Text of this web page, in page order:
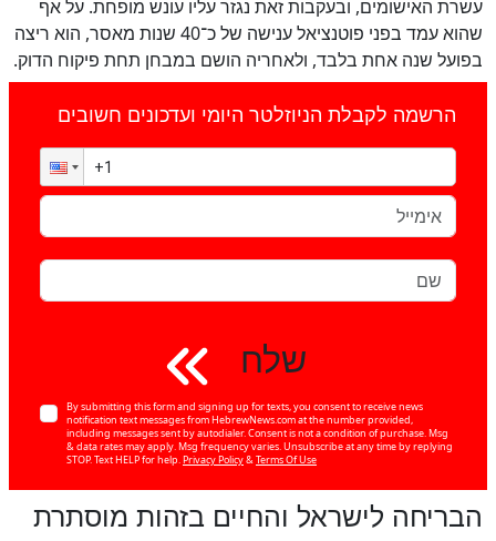
עשרת האישומים, ובעקבות זאת נגזר עליו עונש מופחת. על אף
שהוא עמד בפני פוטנציאל ענישה של כ־40 שנות מאסר, הוא ריצה
בפועל שנה אחת בלבד, ולאחריה הושם במבחן תחת פיקוח הדוק.
הרשמה לקבלת הניוזלטר היומי ועדכונים חשובים
שלח
By submitting this form and signing up for texts, you consent to receive news
notification text messages from HebrewNews.com at the number provided,
including messages sent by autodialer. Consent is not a condition of purchase. Msg
& data rates may apply. Msg frequency varies. Unsubscribe at any time by replying
STOP. Text HELP for help.Privacy Policy&Terms Of Use
הבריחה לישראל והחיים בזהות מוסתרת